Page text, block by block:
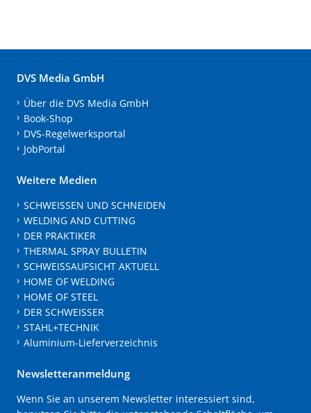
DVS Media GmbH
Über die DVS Media GmbH
Book-Shop
DVS-Regelwerksportal
JobPortal
Weitere Medien
SCHWEISSEN UND SCHNEIDEN
WELDING AND CUTTING
DER PRAKTIKER
THERMAL SPRAY BULLETIN
SCHWEISSAUFSICHT AKTUELL
HOME OF WELDING
HOME OF STEEL
DER SCHWEISSER
STAHL+TECHNIK
Aluminium-Lieferverzeichnis
Newsletteranmeldung
Wenn Sie an unserem Newsletter interessiert sind,